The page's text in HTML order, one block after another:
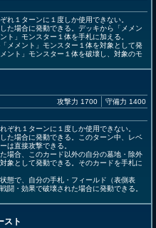
１ターンに１度しか使用できない。
た場合に発動できる。デッキから「メメン
ト」モンスター１体を手札に加える。
メメント」モンスター１体を対象として発
ント」モンスター１体を破壊し、対象のモ
攻撃力 1700 守備力 1400
れ１ターンに１度しか使用できない。
た場合に発動できる。このターン中、レベ
は直接攻撃できる。
場合、このカード以外の自分の墓地・除外
象として発動できる。そのカードを手札に
態で、自分の手札・フィールド（表側表
闘・効果で破壊された場合に発動できる。
スト